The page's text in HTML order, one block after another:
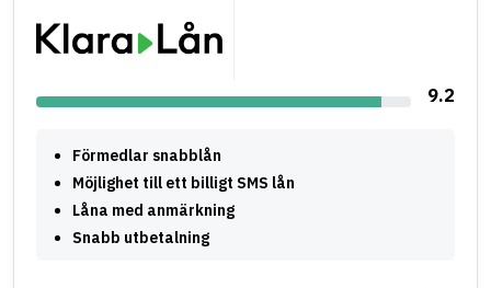
9.2
Förmedlar snabblån
Möjlighet till ett billigt SMS lån
Låna med anmärkning
Snabb utbetalning